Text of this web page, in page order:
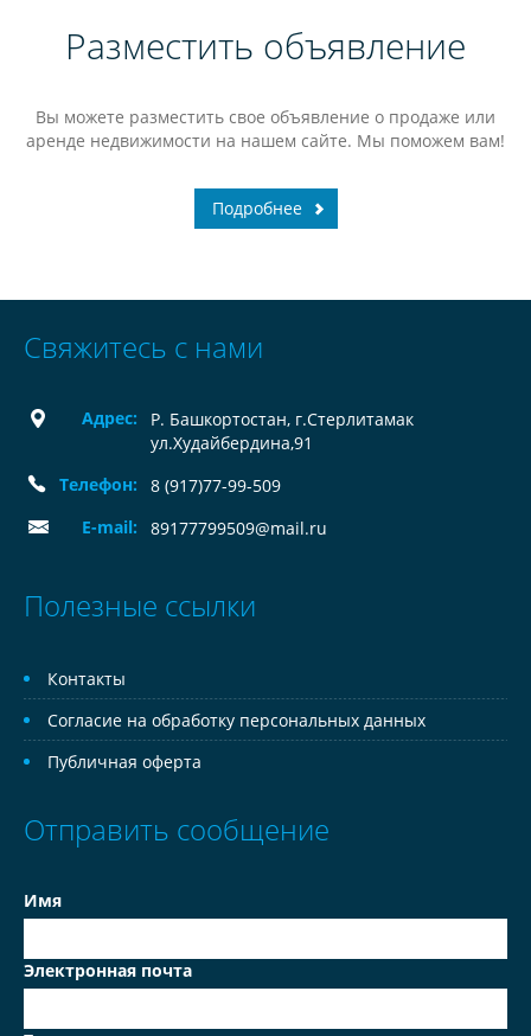
Разместить объявление
Вы можете разместить свое объявление о продаже или
аренде недвижимости на нашем сайте. Мы поможем вам!
Подробнее
Свяжитесь с нами
Адрес:
Р. Башкортостан, г.Стерлитамак
ул.Худайбердина,91
Телефон:
8 (917)77-99-509
E-mail:
89177799509@mail.ru
Полезные ссылки
Контакты
Согласие на обработку персональных данных
Публичная оферта
Отправить сообщение
Имя
Электронная почта